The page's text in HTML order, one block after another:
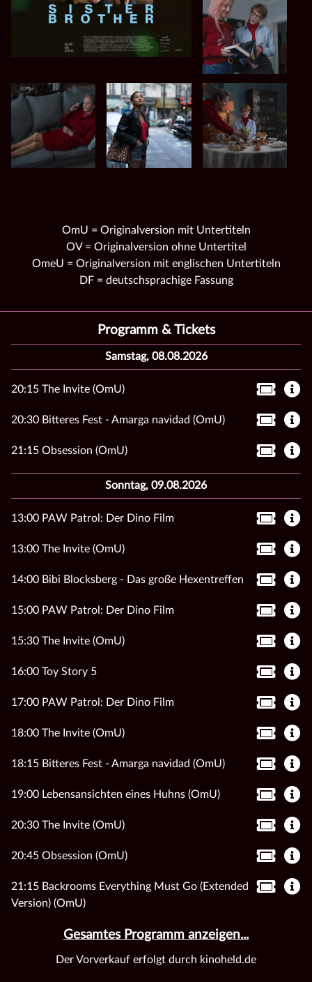
OmU = Originalversion mit Untertiteln
OV = Originalversion ohne Untertitel
OmeU = Originalversion mit englischen Untertiteln
DF = deutschsprachige Fassung
Programm & Tickets
Samstag, 08.08.2026
20:15 The Invite (OmU)
20:30 Bitteres Fest - Amarga navidad (OmU)
21:15 Obsession (OmU)
Sonntag, 09.08.2026
13:00 PAW Patrol: Der Dino Film
13:00 The Invite (OmU)
14:00 Bibi Blocksberg - Das große Hexentreffen
15:00 PAW Patrol: Der Dino Film
15:30 The Invite (OmU)
16:00 Toy Story 5
17:00 PAW Patrol: Der Dino Film
18:00 The Invite (OmU)
18:15 Bitteres Fest - Amarga navidad (OmU)
19:00 Lebensansichten eines Huhns (OmU)
20:30 The Invite (OmU)
20:45 Obsession (OmU)
21:15 Backrooms Everything Must Go (Extended
Version) (OmU)
Gesamtes Programm anzeigen...
Der Vorverkauf erfolgt durch kinoheld.de